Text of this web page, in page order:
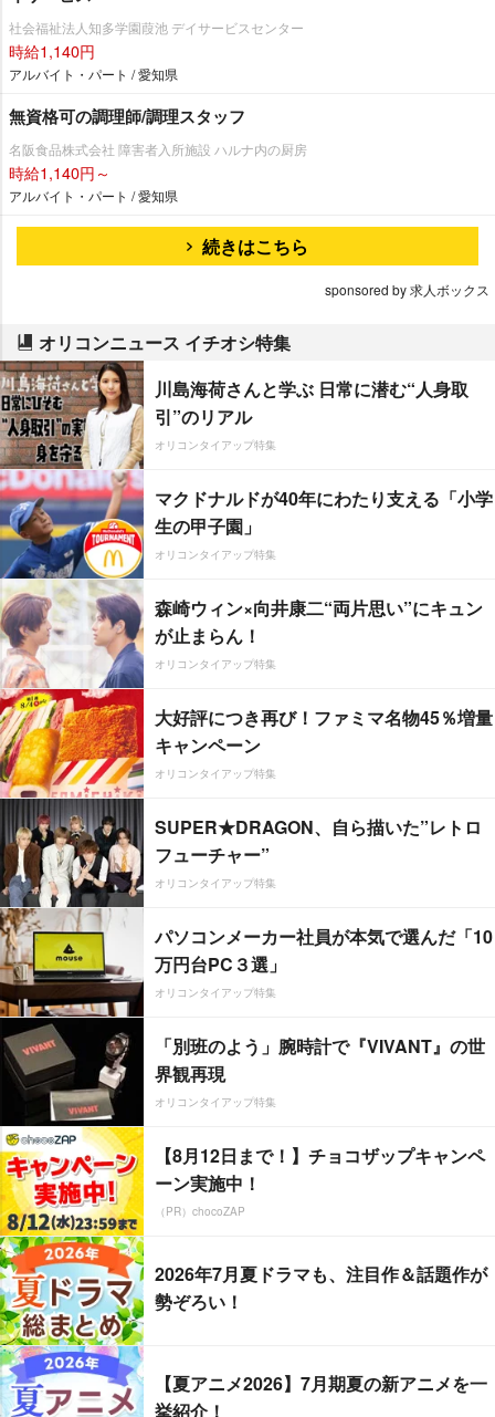
社会福祉法人知多学園葭池 デイサービスセンター
時給1,140円
アルバイト・パート / 愛知県
無資格可の調理師/調理スタッフ
名阪食品株式会社 障害者入所施設 ハルナ内の厨房
時給1,140円～
アルバイト・パート / 愛知県
続きはこちら
sponsored by 求人ボックス
オリコンニュース イチオシ特集
川島海荷さんと学ぶ 日常に潜む“人身取
引”のリアル
オリコンタイアップ特集
マクドナルドが40年にわたり支える「小学
生の甲子園」
オリコンタイアップ特集
森崎ウィン×向井康二“両片思い”にキュン
が止まらん！
オリコンタイアップ特集
大好評につき再び！ファミマ名物45％増量
キャンペーン
オリコンタイアップ特集
SUPER★DRAGON、自ら描いた”レトロ
フューチャー”
オリコンタイアップ特集
パソコンメーカー社員が本気で選んだ「10
万円台PC３選」
オリコンタイアップ特集
「別班のよう」腕時計で『VIVANT』の世
界観再現
オリコンタイアップ特集
【8月12日まで！】チョコザップキャンペ
ーン実施中！
（PR）chocoZAP
2026年7月夏ドラマも、注目作＆話題作が
勢ぞろい！
【夏アニメ2026】7月期夏の新アニメを一
挙紹介！